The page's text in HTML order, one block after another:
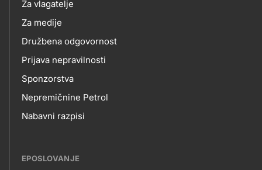
Za vlagatelje
Za medije
Družbena odgovornost
Prijava nepravilnosti
Sponzorstva
Nepremičnine Petrol
Nabavni razpisi
EPOSLOVANJE